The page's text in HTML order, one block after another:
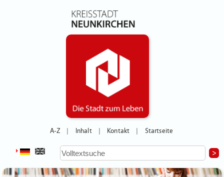
A-Z Inhalt Kontakt Startseite